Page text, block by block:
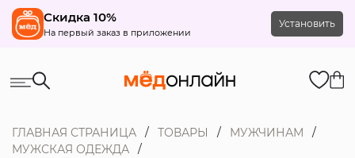
Скидка 10%
На первый заказ в приложении
Установить
ГЛАВНАЯ СТРАНИЦА ТОВАРЫ
МУЖЧИНАМ
МУЖСКАЯ ОДЕЖДА